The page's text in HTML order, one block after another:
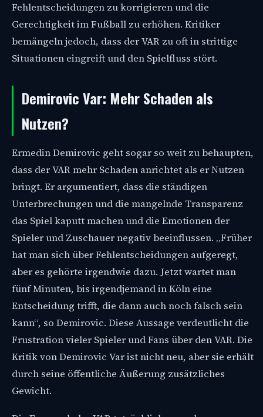
Fehlentscheidungen zu korrigieren und die
Gerechtigkeit im Fußball zu erhöhen. Kritiker
bemängeln jedoch, dass der VAR zu oft in strittige
Situationen eingreift und den Spielfluss stört.
Demirovic Var: Mehr Schaden als
Nutzen?
Ermedin Demirovic geht sogar so weit zu behaupten,
dass der VAR mehr Schaden anrichtet als er Nutzen
bringt. Er argumentiert, dass die ständigen
Unterbrechungen und die mangelnde Transparenz
das Spiel kaputt machen und die Emotionen der
Spieler und Zuschauer negativ beeinflussen. „Früher
hat man sich über Fehlentscheidungen aufgeregt,
aber es gehörte irgendwie dazu. Jetzt wartet man
fünf Minuten, bis irgendjemand in Köln eine
Entscheidung trifft, die dann auch noch falsch sein
kann“, so Demirovic. Diese Aussage verdeutlicht die
Frustration vieler Spieler und Fans über den VAR. Die
Kritik von Demirovic Var ist nicht neu, aber sie erhält
durch seine öffentliche Äußerung zusätzliches
Gewicht.